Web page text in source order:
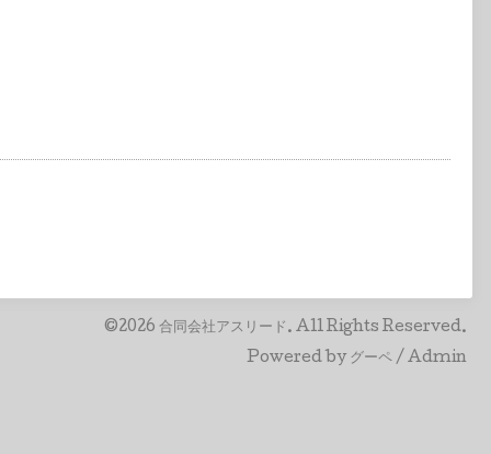
©2026 合同会社アスリード . All Rights Reserved.
Powered by グーペ / Admin